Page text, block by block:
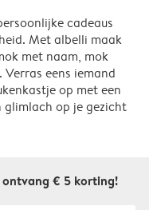
cadeaus
Met albelli maak
met naam, mok
eens iemand
op met een
glimlach op je gezicht
ontvang € 5 korting!